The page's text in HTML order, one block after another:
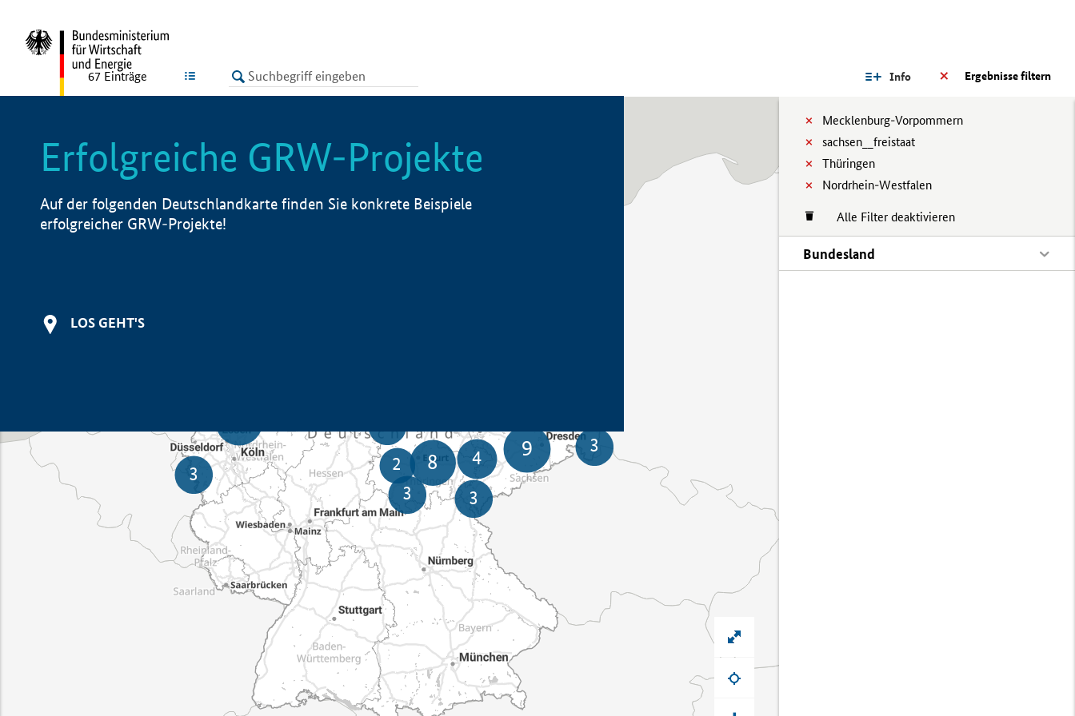
LISTE Ergebnisse filtern
Info
Mecklenburg-Vorpommern
sachsen__freistaat
Thüringen
Nordrhein-Westfalen
Alle Filter deaktivieren
Bundesland
67 Einträge
Erfolgreiche GRW-Projekte
Auf der folgenden Deutschlandkarte finden Sie konkrete Beispiele
erfolgreicher GRW-Projekte!
LOS GEHT'S